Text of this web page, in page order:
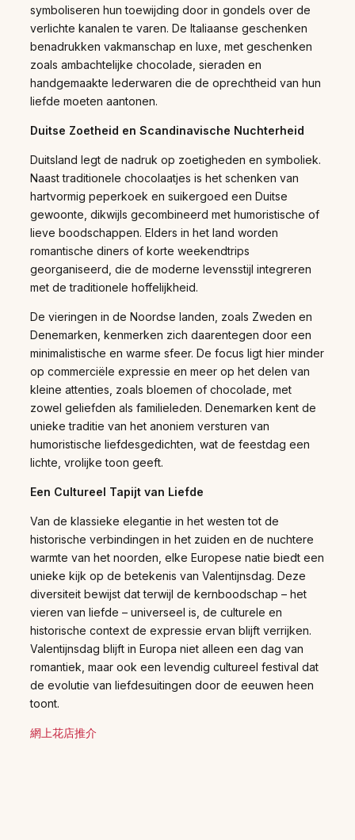
symboliseren hun toewijding door in gondels over de
verlichte kanalen te varen. De Italiaanse geschenken
benadrukken vakmanschap en luxe, met geschenken
zoals ambachtelijke chocolade, sieraden en
handgemaakte lederwaren die de oprechtheid van hun
liefde moeten aantonen.
Duitse Zoetheid en Scandinavische Nuchterheid
Duitsland legt de nadruk op zoetigheden en symboliek.
Naast traditionele chocolaatjes is het schenken van
hartvormig peperkoek en suikergoed een Duitse
gewoonte, dikwijls gecombineerd met humoristische of
lieve boodschappen. Elders in het land worden
romantische diners of korte weekendtrips
georganiseerd, die de moderne levensstijl integreren
met de traditionele hoffelijkheid.
De vieringen in de Noordse landen, zoals Zweden en
Denemarken, kenmerken zich daarentegen door een
minimalistische en warme sfeer. De focus ligt hier minder
op commerciële expressie en meer op het delen van
kleine attenties, zoals bloemen of chocolade, met
zowel geliefden als familieleden. Denemarken kent de
unieke traditie van het anoniem versturen van
humoristische liefdesgedichten, wat de feestdag een
lichte, vrolijke toon geeft.
Een Cultureel Tapijt van Liefde
Van de klassieke elegantie in het westen tot de
historische verbindingen in het zuiden en de nuchtere
warmte van het noorden, elke Europese natie biedt een
unieke kijk op de betekenis van Valentijnsdag. Deze
diversiteit bewijst dat terwijl de kernboodschap – het
vieren van liefde – universeel is, de culturele en
historische context de expressie ervan blijft verrijken.
Valentijnsdag blijft in Europa niet alleen een dag van
romantiek, maar ook een levendig cultureel festival dat
de evolutie van liefdesuitingen door de eeuwen heen
toont.
網上花店推介